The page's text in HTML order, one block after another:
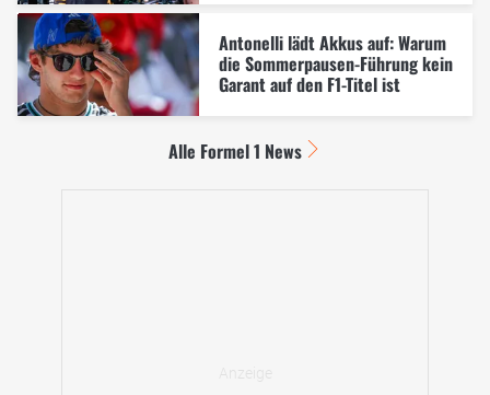
Antonelli lädt Akkus auf: Warum
die Sommerpausen-Führung kein
Garant auf den F1-Titel ist
Alle Formel 1 News